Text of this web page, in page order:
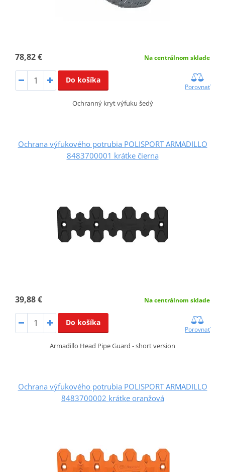
78,82 € Na centrálnom sklade
Do košíka
Porovnať
Ochranný kryt výfuku šedý
Ochrana výfukového potrubia POLISPORT ARMADILLO
8483700001 krátke čierna
39,88 € Na centrálnom sklade
Do košíka
Porovnať
Armadillo Head Pipe Guard - short version
Ochrana výfukového potrubia POLISPORT ARMADILLO
8483700002 krátke oranžová